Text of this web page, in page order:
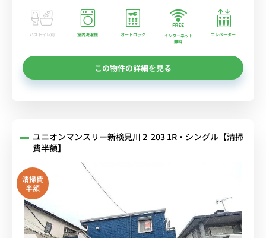
バストイレ別 室内洗濯機 オートロック
インターネット
無料
エレベーター
この物件の詳細を見る
ユニオンマンスリー新検見川２ 203 1R・シングル【清掃
費半額】
清掃費
半額